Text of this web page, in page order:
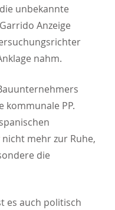
unbekannte
Anzeige
nahm.
kommunale PP.
nicht mehr zur Ruhe,
die
es auch politisch